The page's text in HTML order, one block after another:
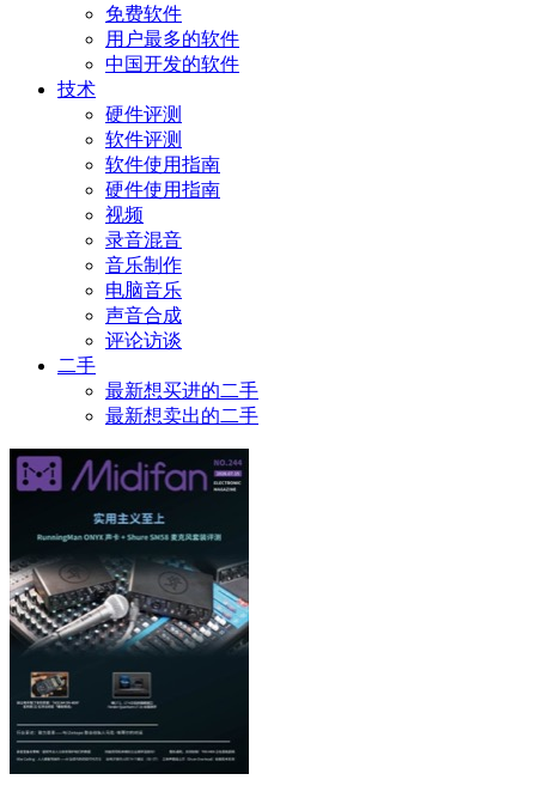
免费软件
用户最多的软件
中国开发的软件
技术
硬件评测
软件评测
软件使用指南
硬件使用指南
视频
录音混音
音乐制作
电脑音乐
声音合成
评论访谈
二手
最新想买进的二手
最新想卖出的二手